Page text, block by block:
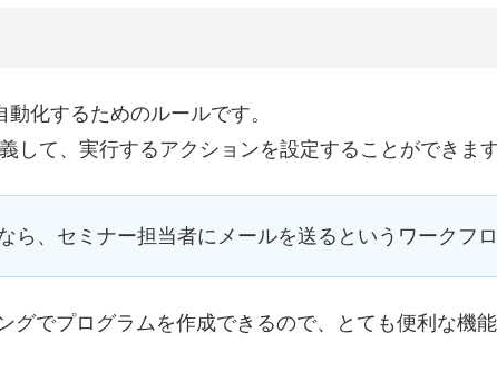
化するためのルールです。
して、実行するアクションを設定することができます
ら、セミナー担当者にメールを送るというワークフ
でプログラムを作成できるので、とても便利な機能